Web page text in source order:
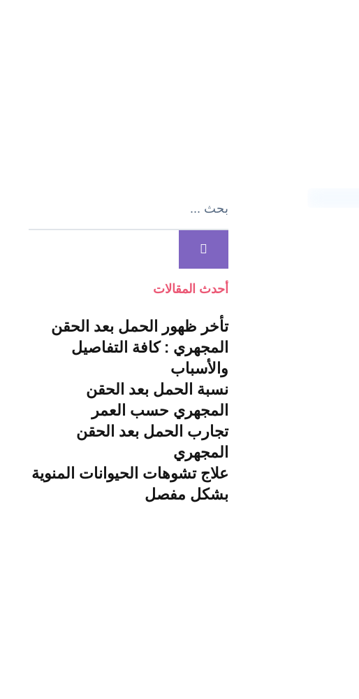
أحدث المقالات
تأخر ظهور الحمل بعد الحقن
المجهري : كافة التفاصيل
والأسباب
نسبة الحمل بعد الحقن
المجهري حسب العمر
تجارب الحمل بعد الحقن
المجهري
علاج تشوهات الحيوانات المنوية
بشكل مفصل